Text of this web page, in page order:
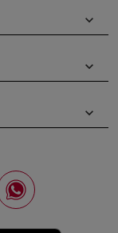
keyboard_arrow_down
keyboard_arrow_down
keyboard_arrow_down